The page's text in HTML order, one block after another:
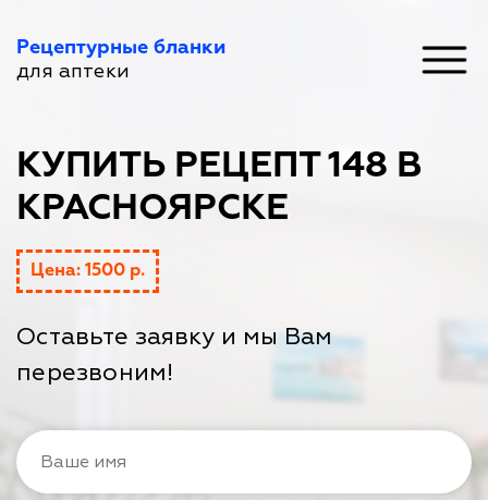
Рецептурные бланки
для аптеки
КУПИТЬ РЕЦЕПТ 148 В
КРАСНОЯРСКЕ
Цена: 1500 р.
Оставьте заявку и мы Вам
перезвоним!